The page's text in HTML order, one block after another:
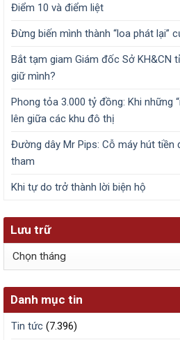
Điểm 10 và điểm liệt
Đừng biến mình thành “loa phát lại”
Bắt tạm giam Giám đốc Sở KH&CN
giữ mình?
Phong tỏa 3.000 tỷ đồng: Khi những
lên giữa các khu đô thị
Đường dây Mr Pips: Cỗ máy hút tiền
tham
Khi tự do trở thành lời biện hộ
Lưu trữ
Lưu
Danh mục tin
Tin tức (7.396)